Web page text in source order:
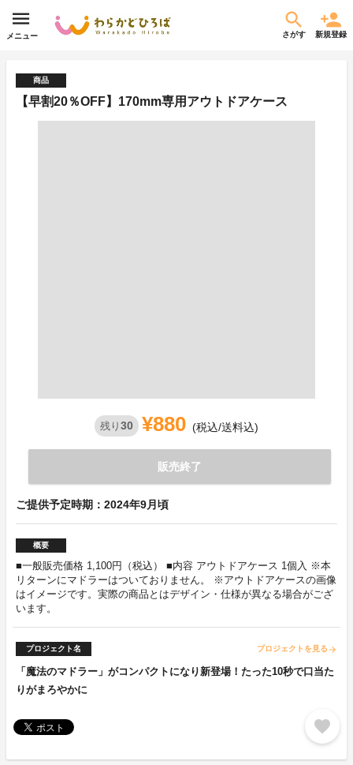
メニュー さがす 新規登録
商品
【早割20％OFF】170mm専用アウトドアケース
残り 30 ¥880 (税込/送料込)
販売終了
ご提供予定時期：2024年9月頃
概要
■一般販売価格 1,100円（税込） ■内容 アウトドアケース 1個入 ※本
リターンにマドラーはついておりません。 ※アウトドアケースの画像
はイメージです。実際の商品とはデザイン・仕様が異なる場合がござ
います。
プロジェクト名 プロジェクトを見る arrow_forward
「魔法のマドラー」がコンパクトになり新登場！たった10秒で口当た
りがまろやかに
favorite